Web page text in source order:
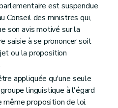
est suspendue
Conseil des ministres qui,
son avis motivé sur la
saisie à se prononcer soit
ou la proposition
appliquée qu'une seule
linguistique à l'égard
proposition de loi.